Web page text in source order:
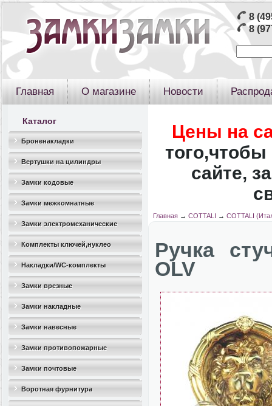
8
8
Главная О магазине Новости
Каталог
Броненакладки
Вертушки на цилиндры
Замки кодовые
Замки межкомнатные
Замки электромеханические
Комплекты ключей,нуклео
Накладки/WC-комплекты
Замки врезные
Замки накладные
Замки навесные
Замки противопожарные
Замки почтовые
Воротная фурнитура
Цены на
того,чтобы
сайте,
Главная→ COTTALI → COTTALI
Ручка
OLV